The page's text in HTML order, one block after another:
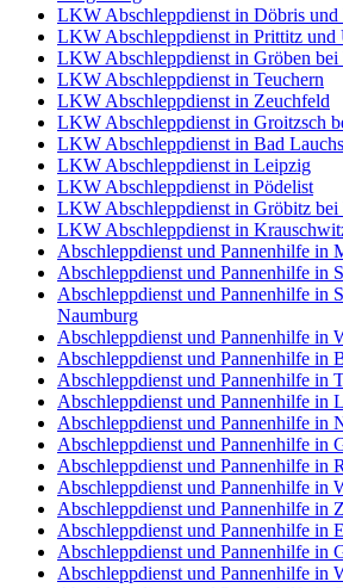
LKW Abschleppdienst in Döbris und
LKW Abschleppdienst in Prittitz und
LKW Abschleppdienst in Gröben bei
LKW Abschleppdienst in Teuchern
LKW Abschleppdienst in Zeuchfeld
LKW Abschleppdienst in Groitzsch
LKW Abschleppdienst in Bad
LKW Abschleppdienst in Leipzig
LKW Abschleppdienst in Pödelist
LKW Abschleppdienst in Gröbitz bei
LKW Abschleppdienst in
Abschleppdienst und Pannenhilfe in
Abschleppdienst und Pannenhilfe in
Abschleppdienst und Pannenhilfe in
Naumburg
Abschleppdienst und Pannenhilfe in
Abschleppdienst und Pannenhilfe in
Abschleppdienst und Pannenhilfe in
Abschleppdienst und Pannenhilfe in
Abschleppdienst und Pannenhilfe in
Abschleppdienst und Pannenhilfe in
Abschleppdienst und Pannenhilfe in
Abschleppdienst und Pannenhilfe in
Abschleppdienst und Pannenhilfe in
Abschleppdienst und Pannenhilfe in
Abschleppdienst und Pannenhilfe in
Abschleppdienst und Pannenhilfe in